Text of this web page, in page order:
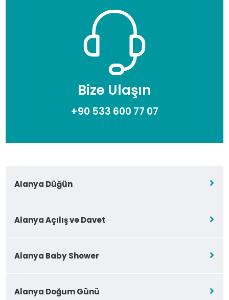
Bize Ulaşın
+90 533 600 77 07
Alanya Düğün
Alanya Açılış ve Davet
Alanya Baby Shower
Alanya Doğum Günü